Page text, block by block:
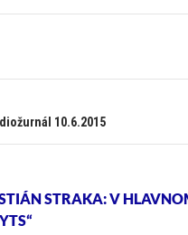
10.6.2015
STRAKA: V